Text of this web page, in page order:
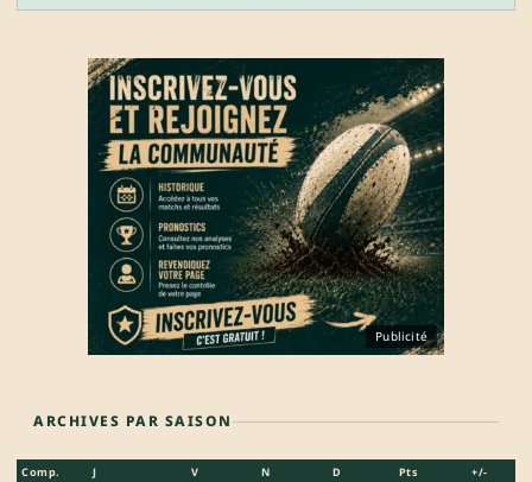
Publicité
ARCHIVES PAR SAISON
Comp. J V N D Pts +/-